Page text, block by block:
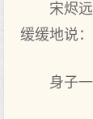
宋烬
缓缓地说
身子